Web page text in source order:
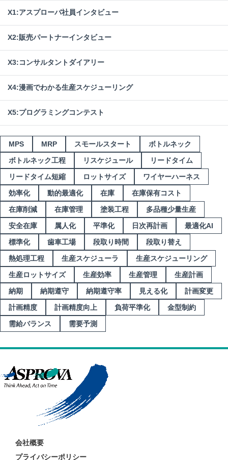
X1:アスプローバ社員インタビュー
X2:販売パートナーインタビュー
X3:コンサルタントダイアリー
X4:漫画でわかる生産スケジューリング
X5:プログラミングコンテスト
MPS MRP スモールスタート
ボトルネック
ボトルネック工程
リスケジュール
リードタイム
リードタイム短縮
ロットサイズ
ワイヤーハーネス
効率化
動的最適化 在庫
在庫保有コスト
在庫削減
在庫管理 塗装工程
多品種少量生産
安全在庫
属人化 平準化 日次再計画
最適化AI
標準化
歯車工場 段取り時間
段取り替え
熱処理工程
生産スケジューラ
生産スケジューリング
生産ロットサイズ
生産効率 生産管理
生産計画
納期
納期遵守 納期遵守率 見える化
計画変更
計画精度
計画精度向上 負荷平準化
金型制約
需給バランス
需要予測
会社概要
プライバシーポリシー